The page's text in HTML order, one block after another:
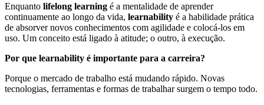
Enquanto lifelong learning é a mentalidade de aprender
continuamente ao longo da vida, learnability é a habilidade prática
de absorver novos conhecimentos com agilidade e colocá-los em
uso. Um conceito está ligado à atitude; o outro, à execução.
Por que learnability é importante para a carreira?
Porque o mercado de trabalho está mudando rápido. Novas
tecnologias, ferramentas e formas de trabalhar surgem o tempo todo.